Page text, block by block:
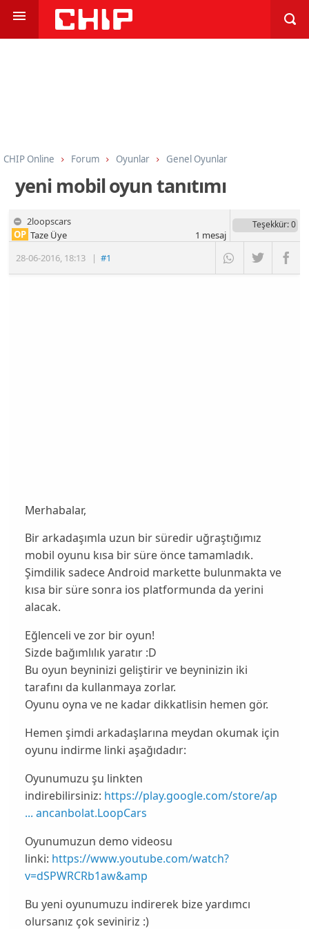
CHIP Online Forum Oyunlar Genel Oyunlar
yeni mobil oyun tanıtımı
2loopscars
28-06-2016, 18:13 |#1
OP Taze Üye
Teşekkür: 0
1 mesaj
Merhabalar,
Bir arkadaşımla uzun bir süredir uğraştığımız
mobil oyunu kısa bir süre önce tamamladık.
Şimdilik sadece Android markette bulunmakta ve
kısa bir süre sonra ios platformunda da yerini
alacak.
Eğlenceli ve zor bir oyun!
Sizde bağımlılık yaratır :D
Bu oyun beyninizi geliştirir ve beyninizin iki
tarafını da kullanmaya zorlar.
Oyunu oyna ve ne kadar dikkatlisin hemen gör.
Hemen şimdi arkadaşlarına meydan okumak için
oyunu indirme linki aşağıdadır:
Oyunumuzu şu linkten
indirebilirsiniz: https://play.google.com/store/ap
... ancanbolat.LoopCars
Oyunumuzun demo videosu
linki: https://www.youtube.com/watch?
v=dSPWRCRb1aw&amp
Bu yeni oyunumuzu indirerek bize yardımcı
olursanız çok seviniriz :)